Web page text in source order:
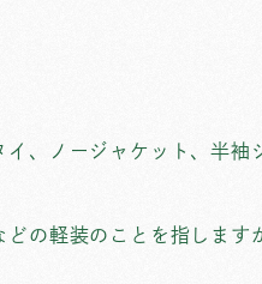
、ノージャケット、半袖
の軽装のことを指しま